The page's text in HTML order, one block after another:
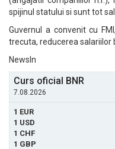
spijinul statului si sunt tot
Guvernul a convenit cu
trecuta, reducerea salariilor
NewsIn
Curs oficial BNR
7.08.2026
1 EUR
1 USD
1 CHF
1 GBP